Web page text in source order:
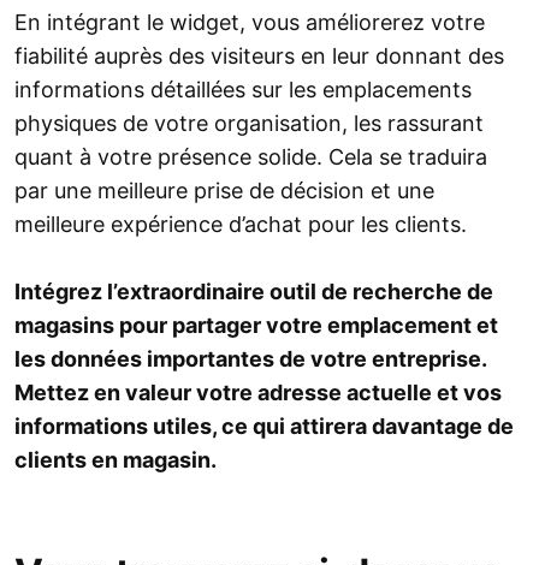
En intégrant le widget, vous améliorerez votre
fiabilité auprès des visiteurs en leur donnant des
informations détaillées sur les emplacements
physiques de votre organisation, les rassurant
quant à votre présence solide. Cela se traduira
par une meilleure prise de décision et une
meilleure expérience d’achat pour les clients.
Intégrez l’extraordinaire outil de recherche de
magasins pour partager votre emplacement et
les données importantes de votre entreprise.
Mettez en valeur votre adresse actuelle et vos
informations utiles, ce qui attirera davantage de
clients en magasin.